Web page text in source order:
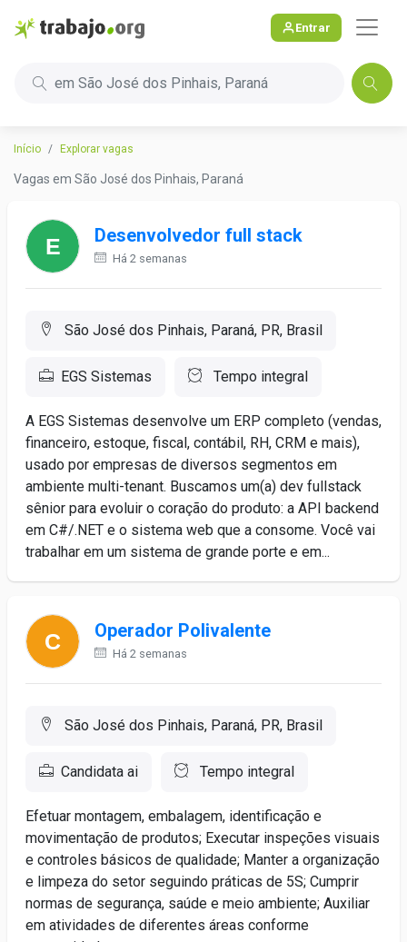
Entrar
em São José dos Pinhais, Paraná
Início Explorar vagas
Vagas em São José dos Pinhais, Paraná
Desenvolvedor full stack
Há 2 semanas
São José dos Pinhais, Paraná, PR, Brasil
EGS Sistemas Tempo integral
A EGS Sistemas desenvolve um ERP completo (vendas,
financeiro, estoque, fiscal, contábil, RH, CRM e mais),
usado por empresas de diversos segmentos em
ambiente multi-tenant. Buscamos um(a) dev fullstack
sênior para evoluir o coração do produto: a API backend
em C#/.NET e o sistema web que a consome. Você vai
trabalhar em um sistema de grande porte e em...
Operador Polivalente
Há 2 semanas
São José dos Pinhais, Paraná, PR, Brasil
Candidata ai Tempo integral
Efetuar montagem, embalagem, identificação e
movimentação de produtos; Executar inspeções visuais
e controles básicos de qualidade; Manter a organização
e limpeza do setor seguindo práticas de 5S; Cumprir
normas de segurança, saúde e meio ambiente; Auxiliar
em atividades de diferentes áreas conforme